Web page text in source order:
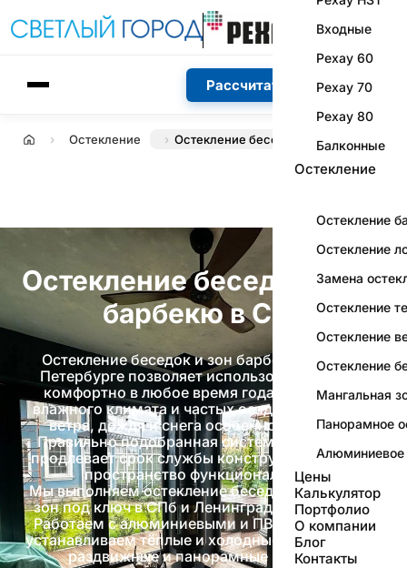
Входные
Рехау 60
Рехау 70
Рехау 80
Балконные
Остекление
Остекление
Остекление
Замена
Остекление
Остекление
Остекление
Мангальная
Панорамное
Алюминиевое
Цены
Калькулятор
Портфолио
О компании
Блог
Контакты
Рассчитать стоимость
ГлавнаяОстекление Остекление беседки
Остекление беседок и зон
барбекю в Спб
Остекление беседок и зон барбекю в Санкт-
Петербурге позволяет использовать участок
комфортно в любое время года. В условиях
влажного климата и частых осадков защита от
ветра, дождя и снега особенно актуальна.
Правильно подобранная система остекления
продлевает срок службы конструкции и делает
пространство функциональным.
Мы выполняем остекление беседок и барбекю-
зон под ключ в СПб и Ленинградской области.
Работаем с алюминиевыми и ПВХ системами,
устанавливаем тёплые и холодные конструкции,
раздвижные и панорамные решения.